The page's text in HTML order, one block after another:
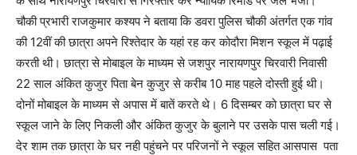
चौकी प्रभारी राजकुमार कश्यप ने बताया कि डवरा पुलिस चौकी अंतर्गत एक गांव
की 12वीं की छात्रा अपने रिश्तेदार के यहां रह कर कोदौरा मिशन स्कूल में पढ़ाई
करती थी। छात्रा से मोबाइल के माध्यम से जशपुर नारायणपुर चिरवारी निवासी
22 साल अंकित कुजुर पिता बेन कुजुर से करीब 10 माह पहले दोस्ती हुई थी।
दोनों मोबाइल के माध्यम से अपास में बातें करते थे। 6 दिसम्बर को छात्रा घर से
स्कूल जाने के लिए निकली और अंकित कुजुर के बुलाने पर उसके पास चली गई।
देर शाम तक छात्रा के घर नही पहुंचने पर परिजनों ने स्कूल सहित आसपास पता